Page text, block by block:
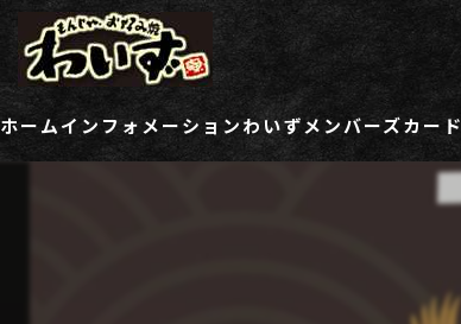
ホームインフォメーションわいずメンバーズカード
ご登録情報変更フォーム